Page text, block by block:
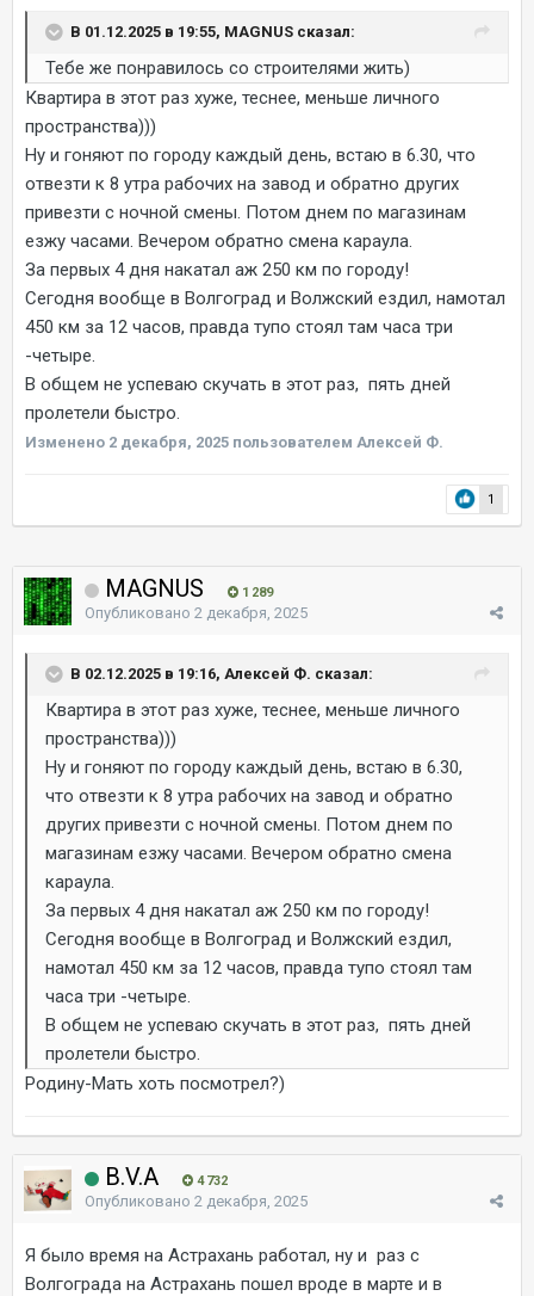
В 01.12.2025 в 19:55, MAGNUS сказал:
Тебе же понравилось со строителями жить)
Квартира в этот раз хуже, теснее, меньше личного
пространства)))
Ну и гоняют по городу каждый день, встаю в 6.30, что
отвезти к 8 утра рабочих на завод и обратно других
привезти с ночной смены. Потом днем по магазинам
езжу часами. Вечером обратно смена караула.
За первых 4 дня накатал аж 250 км по городу!
Сегодня вообще в Волгоград и Волжский ездил, намотал
450 км за 12 часов, правда тупо стоял там часа три
-четыре.
В общем не успеваю скучать в этот раз, пять дней
пролетели быстро.
Изменено 2 декабря, 2025 пользователем Алексей Ф.
1
MAGNUS 1 289
Опубликовано 2 декабря, 2025
В 02.12.2025 в 19:16, Алексей Ф. сказал:
Квартира в этот раз хуже, теснее, меньше личного
пространства)))
Ну и гоняют по городу каждый день, встаю в 6.30,
что отвезти к 8 утра рабочих на завод и обратно
других привезти с ночной смены. Потом днем по
магазинам езжу часами. Вечером обратно смена
караула.
За первых 4 дня накатал аж 250 км по городу!
Сегодня вообще в Волгоград и Волжский ездил,
намотал 450 км за 12 часов, правда тупо стоял там
часа три -четыре.
В общем не успеваю скучать в этот раз, пять дней
пролетели быстро.
Родину-Мать хоть посмотрел?)
B.V.A 4 732
Опубликовано 2 декабря, 2025
Я было время на Астрахань работал, ну и раз с
Волгограда на Астрахань пошел вроде в марте и в